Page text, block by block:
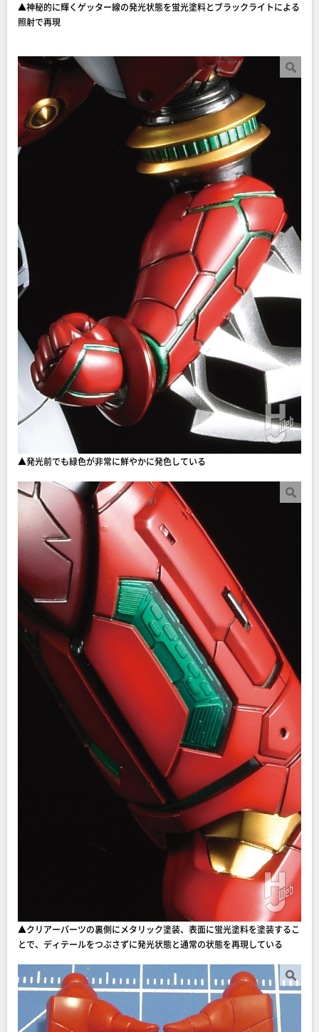
▲神秘的に輝くゲッター線の発光状態を蛍光塗料とブラックライトによる
照射で再現
▲発光前でも緑色が非常に鮮やかに発色している
▲クリアーパーツの裏側にメタリック塗装、表面に蛍光塗料を塗装するこ
とで、ディテールをつぶさずに発光状態と通常の状態を再現している